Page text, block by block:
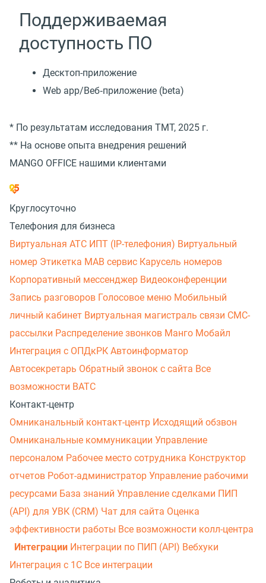
Поддерживаемая
доступность ПО
Десктоп-приложение
Web app/Веб‑приложение (beta)
* По результатам исследования TMT, 2025 г.
** На основе опыта внедрения решений
MANGO OFFICE нашими клиентами
Круглосуточно
Телефония для бизнеса
Виртуальная АТС ИПТ (IP-телефония) Виртуальный
номер Этикетка МАВ сервис Карусель номеров
Корпоративный мессенджер Видеоконференции
Запись разговоров Голосовое меню Мобильный
личный кабинет Виртуальная магистраль связи СМС-
рассылки Распределение звонков Манго Мобайл
Интеграция с ОПДкРК Автоинформатор
Автосекретарь Обратный звонок с сайта Все
возможности ВАТС
Контакт-центр
Омниканальный контакт-центр Исходящий обзвон
Омниканальные коммуникации Управление
персоналом Рабочее место сотрудника Конструктор
отчетов Робот-администратор Управление рабочими
ресурсами База знаний Управление сделками ПИП
(API) для УВК (CRM) Чат для сайта Оценка
эффективности работы Все возможности колл-центра
Интеграции Интеграции по ПИП (API) Вебхуки
Интеграция с 1С Все интеграции